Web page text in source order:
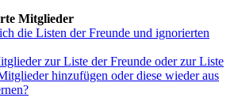
Mitglieder
die Listen der Freunde und ignorierten
zur Liste der Freunde oder zur Liste
hinzufügen oder diese wieder aus